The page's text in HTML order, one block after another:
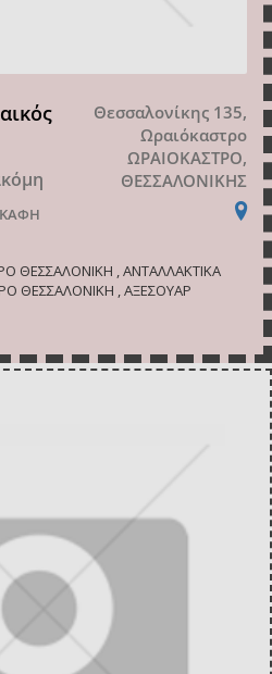
Θεσσαλονίκης 135,
Ωραιόκαστρο
ΩΡΑΙΟΚΑΣΤΡΟ,
ΘΕΣΣΑΛΟΝΙΚΗΣ
ΘΕΣΣΑΛΟΝΙΚΗ , ΑΝΤΑΛΛΑΚΤΙΚΑ
ΘΕΣΣΑΛΟΝΙΚΗ , ΑΞΕΣΟΥΑΡ